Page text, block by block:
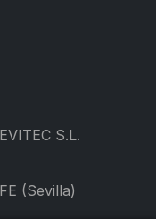
S.L.
(Sevilla)